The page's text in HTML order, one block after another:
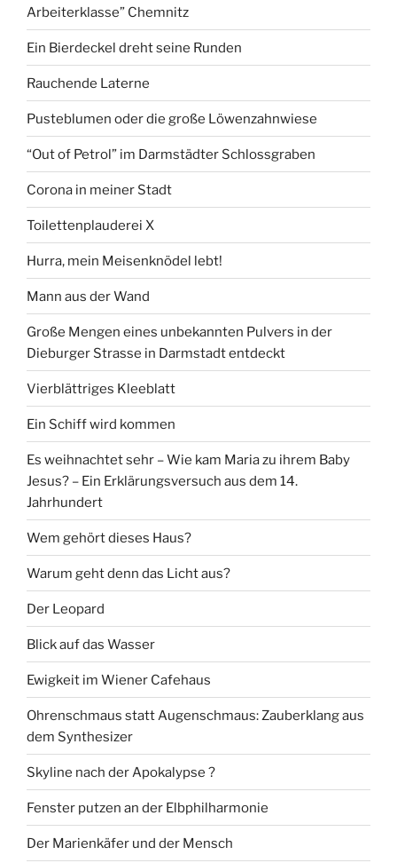
Arbeiterklasse” Chemnitz
Ein Bierdeckel dreht seine Runden
Rauchende Laterne
Pusteblumen oder die große Löwenzahnwiese
“Out of Petrol” im Darmstädter Schlossgraben
Corona in meiner Stadt
Toilettenplauderei X
Hurra, mein Meisenknödel lebt!
Mann aus der Wand
Große Mengen eines unbekannten Pulvers in der
Dieburger Strasse in Darmstadt entdeckt
Vierblättriges Kleeblatt
Ein Schiff wird kommen
Es weihnachtet sehr – Wie kam Maria zu ihrem Baby
Jesus? – Ein Erklärungsversuch aus dem 14.
Jahrhundert
Wem gehört dieses Haus?
Warum geht denn das Licht aus?
Der Leopard
Blick auf das Wasser
Ewigkeit im Wiener Cafehaus
Ohrenschmaus statt Augenschmaus: Zauberklang aus
dem Synthesizer
Skyline nach der Apokalypse ?
Fenster putzen an der Elbphilharmonie
Der Marienkäfer und der Mensch